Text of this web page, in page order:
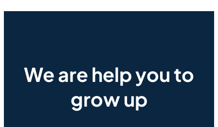
We are help you to
grow up